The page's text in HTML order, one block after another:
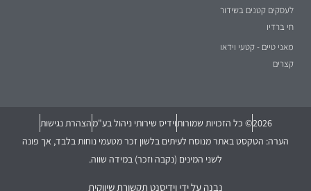
לעסקים קטנים בשידור
חי ברדיו
מאני טיים - קטעי וידאו
קצרים
2026© כל הזכויות שמורותוידיס שירותי ניהול בע"מהצהרת נגישות
הערה: הטקסט באתר מנוסח לעיתים בלשון זכר מטעמי נוחות בלבד, אך פונה
לשני המינים (נקבה וזכר) במידה שווה.
נבנה על ידי וידיסנט תקשורת שיווקית